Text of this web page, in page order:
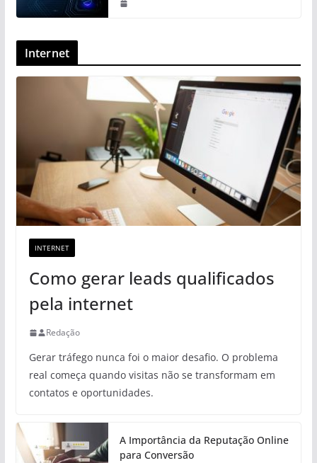
Internet
INTERNET
Como gerar leads qualificados
pela internet
Redação
Gerar tráfego nunca foi o maior desafio. O problema
real começa quando visitas não se transformam em
contatos e oportunidades.
A Importância da Reputação Online
para Conversão